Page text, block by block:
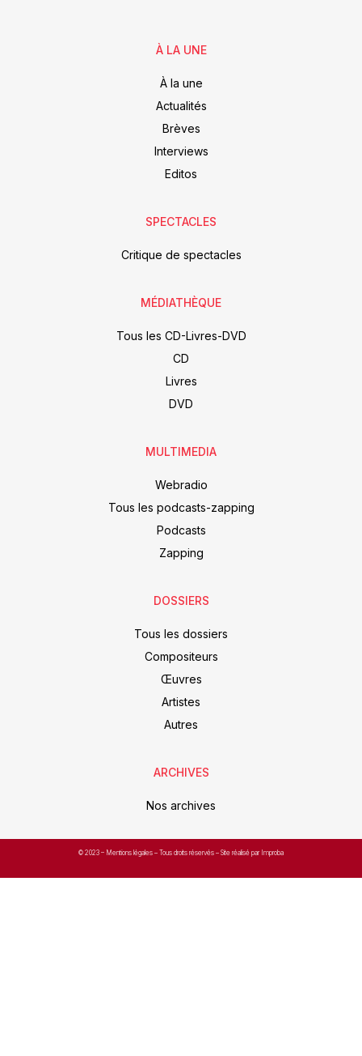
À LA UNE
À la une
Actualités
Brèves
Interviews
Editos
SPECTACLES
Critique de spectacles
MÉDIATHÈQUE
Tous les CD-Livres-DVD
CD
Livres
DVD
MULTIMEDIA
Webradio
Tous les podcasts-zapping
Podcasts
Zapping
DOSSIERS
Tous les dossiers
Compositeurs
Œuvres
Artistes
Autres
ARCHIVES
Nos archives
© 2023 – Mentions légales – Tous droits réservés – Site réalisé par Improba